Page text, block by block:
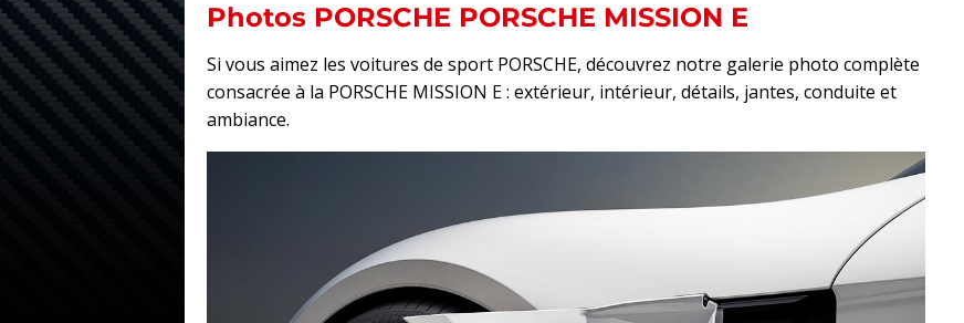
Photos PORSCHE PORSCHE MISSION E
Si vous aimez les voitures de sport PORSCHE, découvrez notre galerie photo complète
consacrée à la PORSCHE MISSION E : extérieur, intérieur, détails, jantes, conduite et
ambiance.